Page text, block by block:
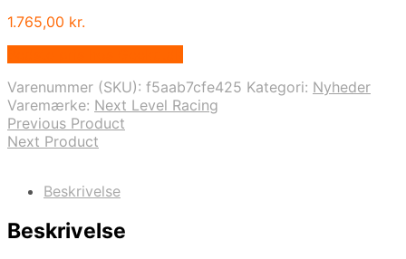
1.765,00 kr.
Varenummer (SKU): f5aab7cfe425 Kategori: Nyheder
Varemærke: Next Level Racing
Previous Product
Next Product
Beskrivelse
Beskrivelse